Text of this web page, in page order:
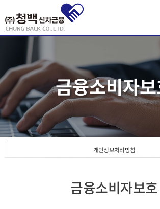
금융소비자
개인정보처리방침
금융소비자보호